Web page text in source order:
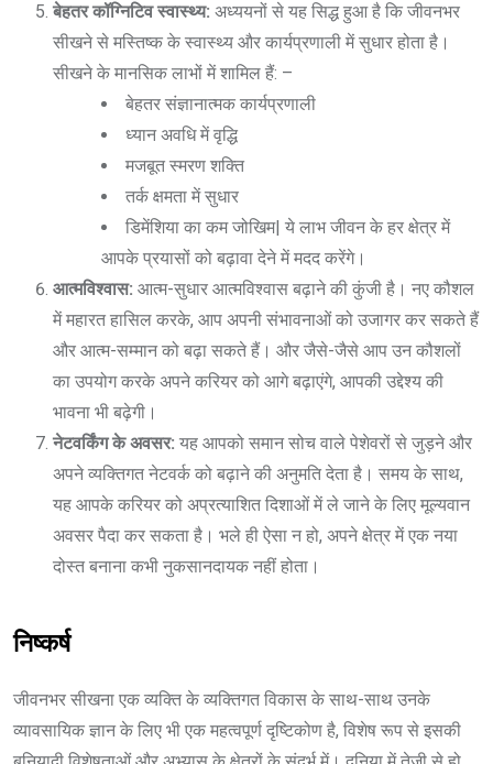
बेहतर कॉग्निटिव स्वास्थ्य: अध्ययनों से यह सिद्ध हुआ है कि जीवनभर
सीखने से मस्तिष्क के स्वास्थ्य और कार्यप्रणाली में सुधार होता है।
सीखने के मानसिक लाभों में शामिल हैं: –
बेहतर संज्ञानात्मक कार्यप्रणाली
ध्यान अवधि में वृद्धि
मजबूत स्मरण शक्ति
तर्क क्षमता में सुधार
डिमेंशिया का कम जोखिम| ये लाभ जीवन के हर क्षेत्र में
आपके प्रयासों को बढ़ावा देने में मदद करेंगे।
आत्मविश्वास: आत्म-सुधार आत्मविश्वास बढ़ाने की कुंजी है। नए कौशल
में महारत हासिल करके, आप अपनी संभावनाओं को उजागर कर सकते हैं
और आत्म-सम्मान को बढ़ा सकते हैं। और जैसे-जैसे आप उन कौशलों
का उपयोग करके अपने करियर को आगे बढ़ाएंगे, आपकी उद्देश्य की
भावना भी बढ़ेगी।
नेटवर्किंग के अवसर: यह आपको समान सोच वाले पेशेवरों से जुड़ने और
अपने व्यक्तिगत नेटवर्क को बढ़ाने की अनुमति देता है। समय के साथ,
यह आपके करियर को अप्रत्याशित दिशाओं में ले जाने के लिए मूल्यवान
अवसर पैदा कर सकता है। भले ही ऐसा न हो, अपने क्षेत्र में एक नया
दोस्त बनाना कभी नुकसानदायक नहीं होता।
निष्कर्ष
जीवनभर सीखना एक व्यक्ति के व्यक्तिगत विकास के साथ-साथ उनके
व्यावसायिक ज्ञान के लिए भी एक महत्वपूर्ण दृष्टिकोण है, विशेष रूप से इसकी